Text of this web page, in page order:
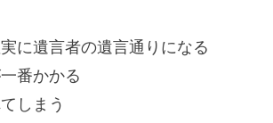
に遺言者の遺言通りになる
番かかる
しまう